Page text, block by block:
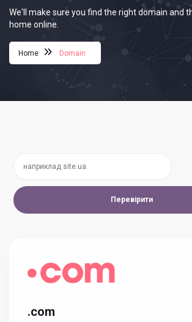
We'll make sure you find the right domain and
home online.
Home Domain
Перевірити
.com